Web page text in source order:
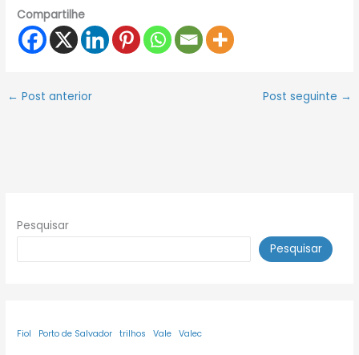
Compartilhe
← Post anterior Post seguinte →
Pesquisar
Pesquisar
Fiol Porto de Salvador trilhos Vale Valec